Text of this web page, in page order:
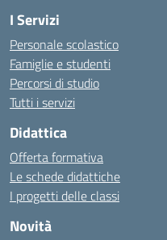
I Servizi
Personale scolastico
Famiglie e studenti
Percorsi di studio
Tutti i servizi
Didattica
Offerta formativa
Le schede didattiche
I progetti delle classi
Novità